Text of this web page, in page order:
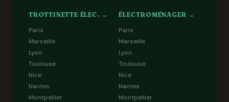
TROTTINETTE ÉLEC. →
Paris
Marseille
Lyon
Toulouse
Nice
Nantes
Montpellier
ÉLECTROMÉNAGER →
Paris
Marseille
Lyon
Toulouse
Nice
Nantes
Montpellier